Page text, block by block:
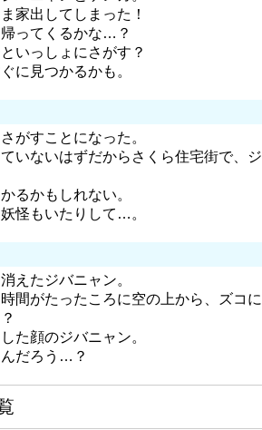
家出してしまった！
ってくるかな…？
いっしょにさがす？
に見つかるかも。
がすことになった。
いないはずだからさくら住宅街で、ジ
るかもしれない。
怪もいたりして…。
えたジバニャン。
間がたったころに空の上から、ズコに
た顔のジバニャン。
だろう…？